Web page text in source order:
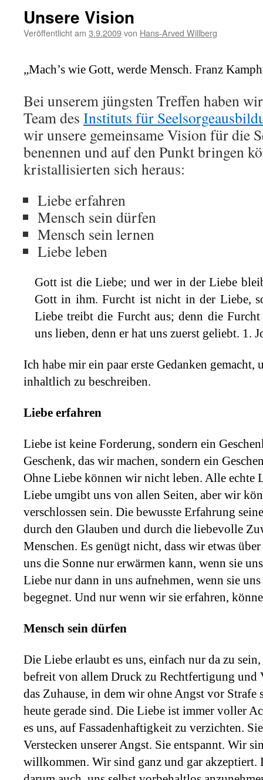
Unsere Vision
Veröffentlicht am 3.9.2009von Hans-Arved Willberg
„Mach’s wie Gott, werde Mensch. Franz
Bei unserem jüngsten Treffen haben
Team des Instituts für
wir unsere gemeinsame Vision für die
benennen und auf den Punkt bringen
kristallisierten sich heraus:
Liebe erfahren
Mensch sein dürfen
Mensch sein lernen
Liebe leben
Gott ist die Liebe; und wer in der Liebe
Gott in ihm. Furcht ist nicht in der Liebe,
Liebe treibt die Furcht aus; denn die
uns lieben, denn er hat uns zuerst geliebt. 1.
Ich habe mir ein paar erste Gedanken gemacht,
inhaltlich zu beschreiben.
Liebe erfahren
Liebe ist keine Forderung, sondern ein
Geschenk, das wir machen, sondern ein
Ohne Liebe können wir nicht leben. Alle echte
Liebe umgibt uns von allen Seiten, aber wir
verschlossen sein. Die bewusste Erfahrung
durch den Glauben und durch die liebevolle
Menschen. Es genügt nicht, dass wir etwas
uns die Sonne nur erwärmen kann, wenn sie
Liebe nur dann in uns aufnehmen, wenn sie
begegnet. Und nur wenn wir sie erfahren,
Mensch sein dürfen
Die Liebe erlaubt es uns, einfach nur da zu
befreit von allem Druck zu Rechtfertigung und
das Zuhause, in dem wir ohne Angst vor Strafe
heute gerade sind. Die Liebe ist immer voller
es uns, auf Fassadenhaftigkeit zu verzichten.
Verstecken unserer Angst. Sie entspannt. Wir
willkommen. Wir sind ganz und gar akzeptiert.